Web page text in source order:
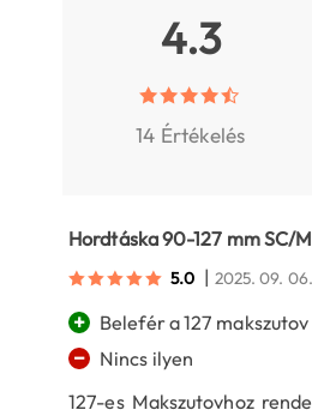
4.3
14 Értékelés
Hordtáska 90-127 mm SC/
5.0 | 2025. 09. 06.
+ Belefér a 127
−
Nincs ilyen
127-es Makszutovhoz